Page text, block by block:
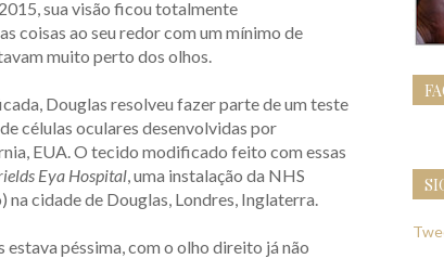
sua visão ficou totalmente
coisas ao seu redor com um mínimo de
muito perto dos olhos.
Douglas resolveu fazer parte de um teste
células oculares desenvolvidas por
EUA. O tecido modificado feito com essas
Eya Hospital, uma instalação da NHS
na cidade de Douglas, Londres, Inglaterra.
péssima, com o olho direito já não